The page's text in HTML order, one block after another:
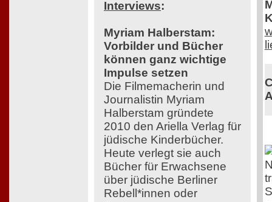
Interviews:
Myriam Halberstam:
Vorbilder und Bücher
können ganz wichtige
Impulse setzen
Die Filmemacherin und
Journalistin Myriam
Halberstam gründete
2010 den Ariella Verlag für
jüdische Kinderbücher.
Heute verlegt sie auch
Bücher für Erwachsene
über jüdische Berliner
Rebell*innen oder